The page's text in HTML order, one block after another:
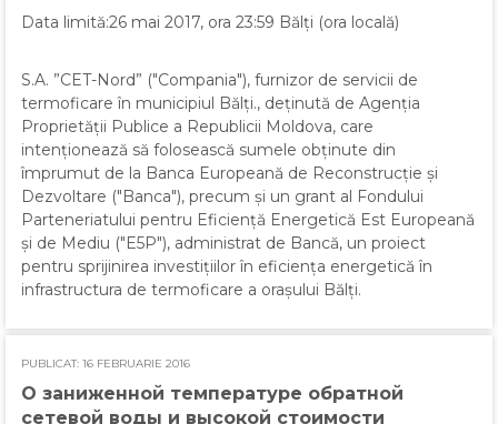
Data limită:26 mai 2017, ora 23:59 Bălți (ora locală)
S.A. ”CET-Nord” ("Compania"), furnizor de servicii de
termoficare în municipiul Bălți., deținută de Agenția
Proprietății Publice a Republicii Moldova, care
intenționează să folosească sumele obținute din
împrumut de la Banca Europeană de Reconstrucție și
Dezvoltare ("Banca"), precum și un grant al Fondului
Parteneriatului pentru Eficiență Energetică Est Europeană
și de Mediu ("E5P"), administrat de Bancă, un proiect
pentru sprijinirea investițiilor în eficiența energetică în
infrastructura de termoficare a orașului Bălți.
О заниженной температуре обратной
сетевой воды и высокой стоимости
PUBLICAT: 16 FEBRUARIE 2016